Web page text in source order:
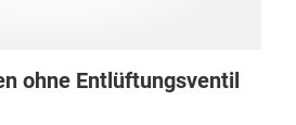
ohne Entlüftungsventil